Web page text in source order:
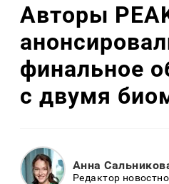
Авторы
финальное
с двумя
Анна
Редактор